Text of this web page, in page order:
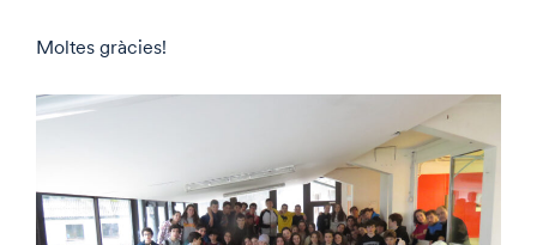
Moltes gràcies!